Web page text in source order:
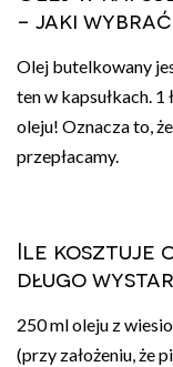
- jaki
Olej butelkowany
ten w kapsułkach. 1
oleju! Oznacza to,
przepłacamy.
Ile kosztuje
długo
250 ml oleju z
(przy założeniu, że